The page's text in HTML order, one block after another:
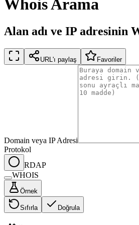
Whois Arama
Alan adı ve IP adresinin
URL'ı paylaş Favoriler
Domain veya IP Adresi
Protokol
RDAP
WHOIS
Örnek
Sıfırla Doğrula